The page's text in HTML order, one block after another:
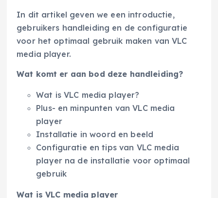
In dit artikel geven we een introductie,
gebruikers handleiding en de configuratie
voor het optimaal gebruik maken van VLC
media player.
Wat komt er aan bod deze handleiding?
Wat is VLC media player?
Plus- en minpunten van VLC media
player
Installatie in woord en beeld
Configuratie en tips van VLC media
player na de installatie voor optimaal
gebruik
Wat is VLC media player